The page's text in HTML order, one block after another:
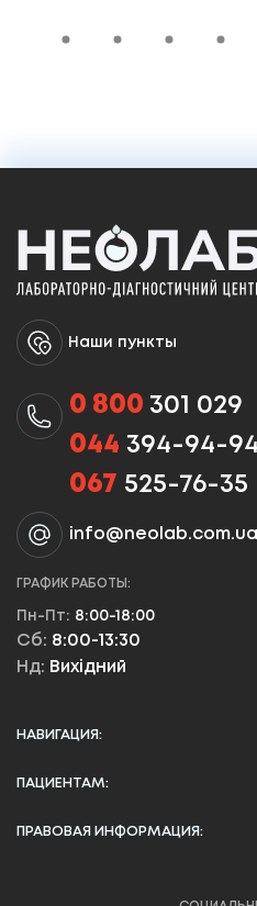
Наши пункты
0 800 301 029
044 394-94-94
067 525-76-35
info@neolab.com.ua
ГРАФИК РАБОТЫ:
Пн-Пт: 8:00-18:00
Сб: 8:00-13:30
Нд: Вихідний
НАВИГАЦИЯ:
ПАЦИЕНТАМ:
ПРАВОВАЯ ИНФОРМАЦИЯ: